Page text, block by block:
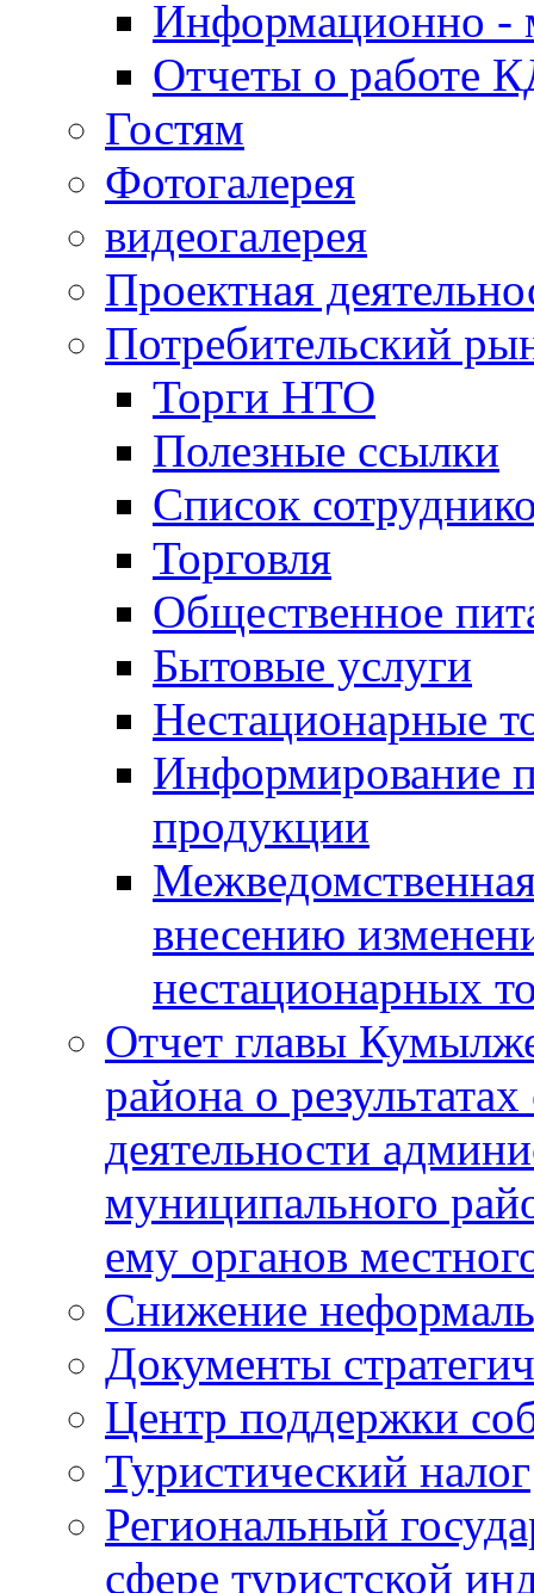
Информационно -
Отчеты о работе
Гостям
Фотогалерея
видеогалерея
Проектная
Потребительский
Торги НТО
Полезные ссылки
Список
Торговля
Общественное
Бытовые услуги
Нестационарные
Информирование
продукции
внесению
нестационарных
Отчет главы
района о
деятельности
муниципального
ему органов
Снижение
Документы
Центр поддержки
Туристический налог
Региональный
сфере туристской